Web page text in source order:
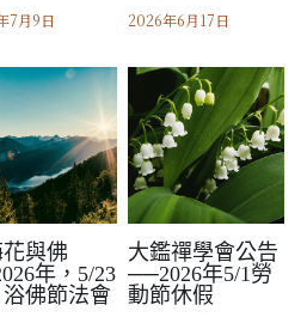
（上）——談閱讀對自我生
（下）——談閱讀對自我生
魅力
・演講・座談・開示
法藏
歌・偈贊
說・寓言小說・佛化小說
載
絡我們
7月9日 2026年6月17日
與佛
年，5/23
浴佛節法會
大鑑禪學會公告
──2026年5/1勞
動節休假
說・寓言小說・佛化小說
經》